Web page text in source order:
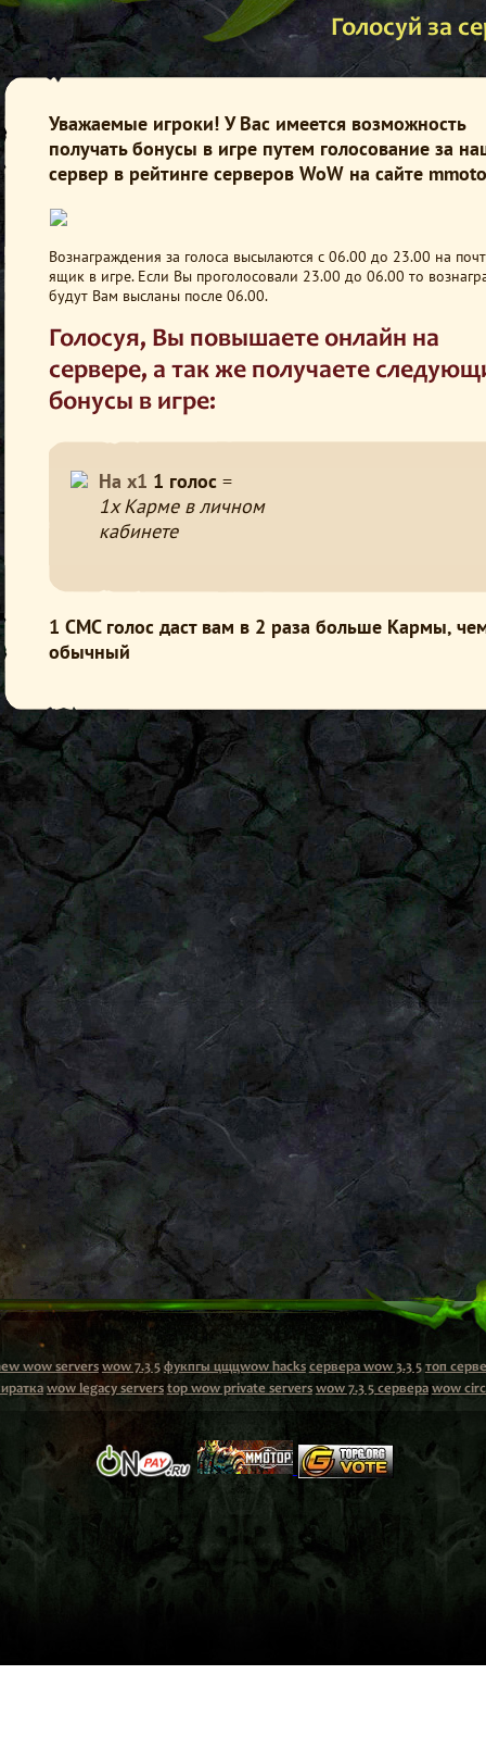
Голосуй за
Уважаемые игроки! У Вас имеется возможность
получать бонусы в игре путем голосование за
сервер в рейтинге серверов WoW на сайте
Вознаграждения за голоса высылаются с 06.00 до 23.00 на
ящик в игре. Если Вы проголосовали 23.00 до 06.00 то
будут Вам высланы после 06.00.
Голосуя, Вы повышаете онлайн на
сервере, а так же получаете
бонусы в игре:
На x1 1 голос =
1x Карме в личном
кабинете
1 СМС голос даст вам в 2 раза больше Кармы,
обычный
wow servers wow 7.3 5 фукпгы цщцwow hacks сервера wow 3.3 5 топ
wow legacy servers top wow private servers wow 7.3 5 сервера wow